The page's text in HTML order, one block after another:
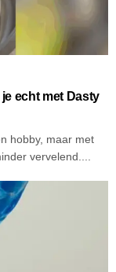
echt met Dasty
hobby, maar met
vervelend....